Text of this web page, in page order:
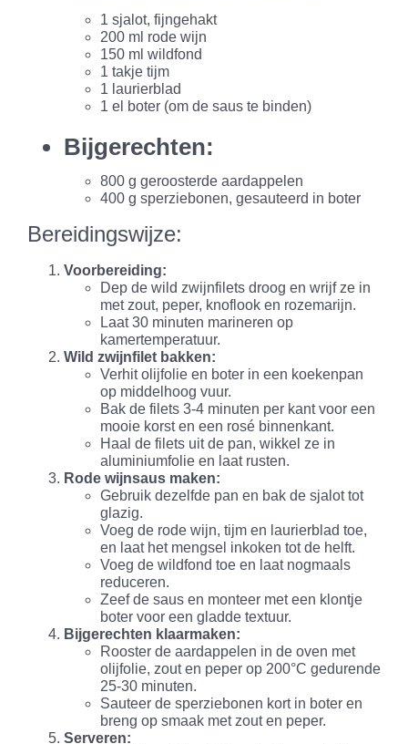
1 sjalot, fijngehakt
200 ml rode wijn
150 ml wildfond
1 takje tijm
1 laurierblad
1 el boter (om de saus te binden)
Bijgerechten:
800 g geroosterde aardappelen
400 g sperziebonen, gesauteerd in boter
Bereidingswijze:
Voorbereiding:
Dep de wild zwijnfilets droog en wrijf ze in
met zout, peper, knoflook en rozemarijn.
Laat 30 minuten marineren op
kamertemperatuur.
Wild zwijnfilet bakken:
Verhit olijfolie en boter in een koekenpan
op middelhoog vuur.
Bak de filets 3-4 minuten per kant voor een
mooie korst en een rosé binnenkant.
Haal de filets uit de pan, wikkel ze in
aluminiumfolie en laat rusten.
Rode wijnsaus maken:
Gebruik dezelfde pan en bak de sjalot tot
glazig.
Voeg de rode wijn, tijm en laurierblad toe,
en laat het mengsel inkoken tot de helft.
Voeg de wildfond toe en laat nogmaals
reduceren.
Zeef de saus en monteer met een klontje
boter voor een gladde textuur.
Bijgerechten klaarmaken:
Rooster de aardappelen in de oven met
olijfolie, zout en peper op 200°C gedurende
25-30 minuten.
Sauteer de sperziebonen kort in boter en
breng op smaak met zout en peper.
Serveren: